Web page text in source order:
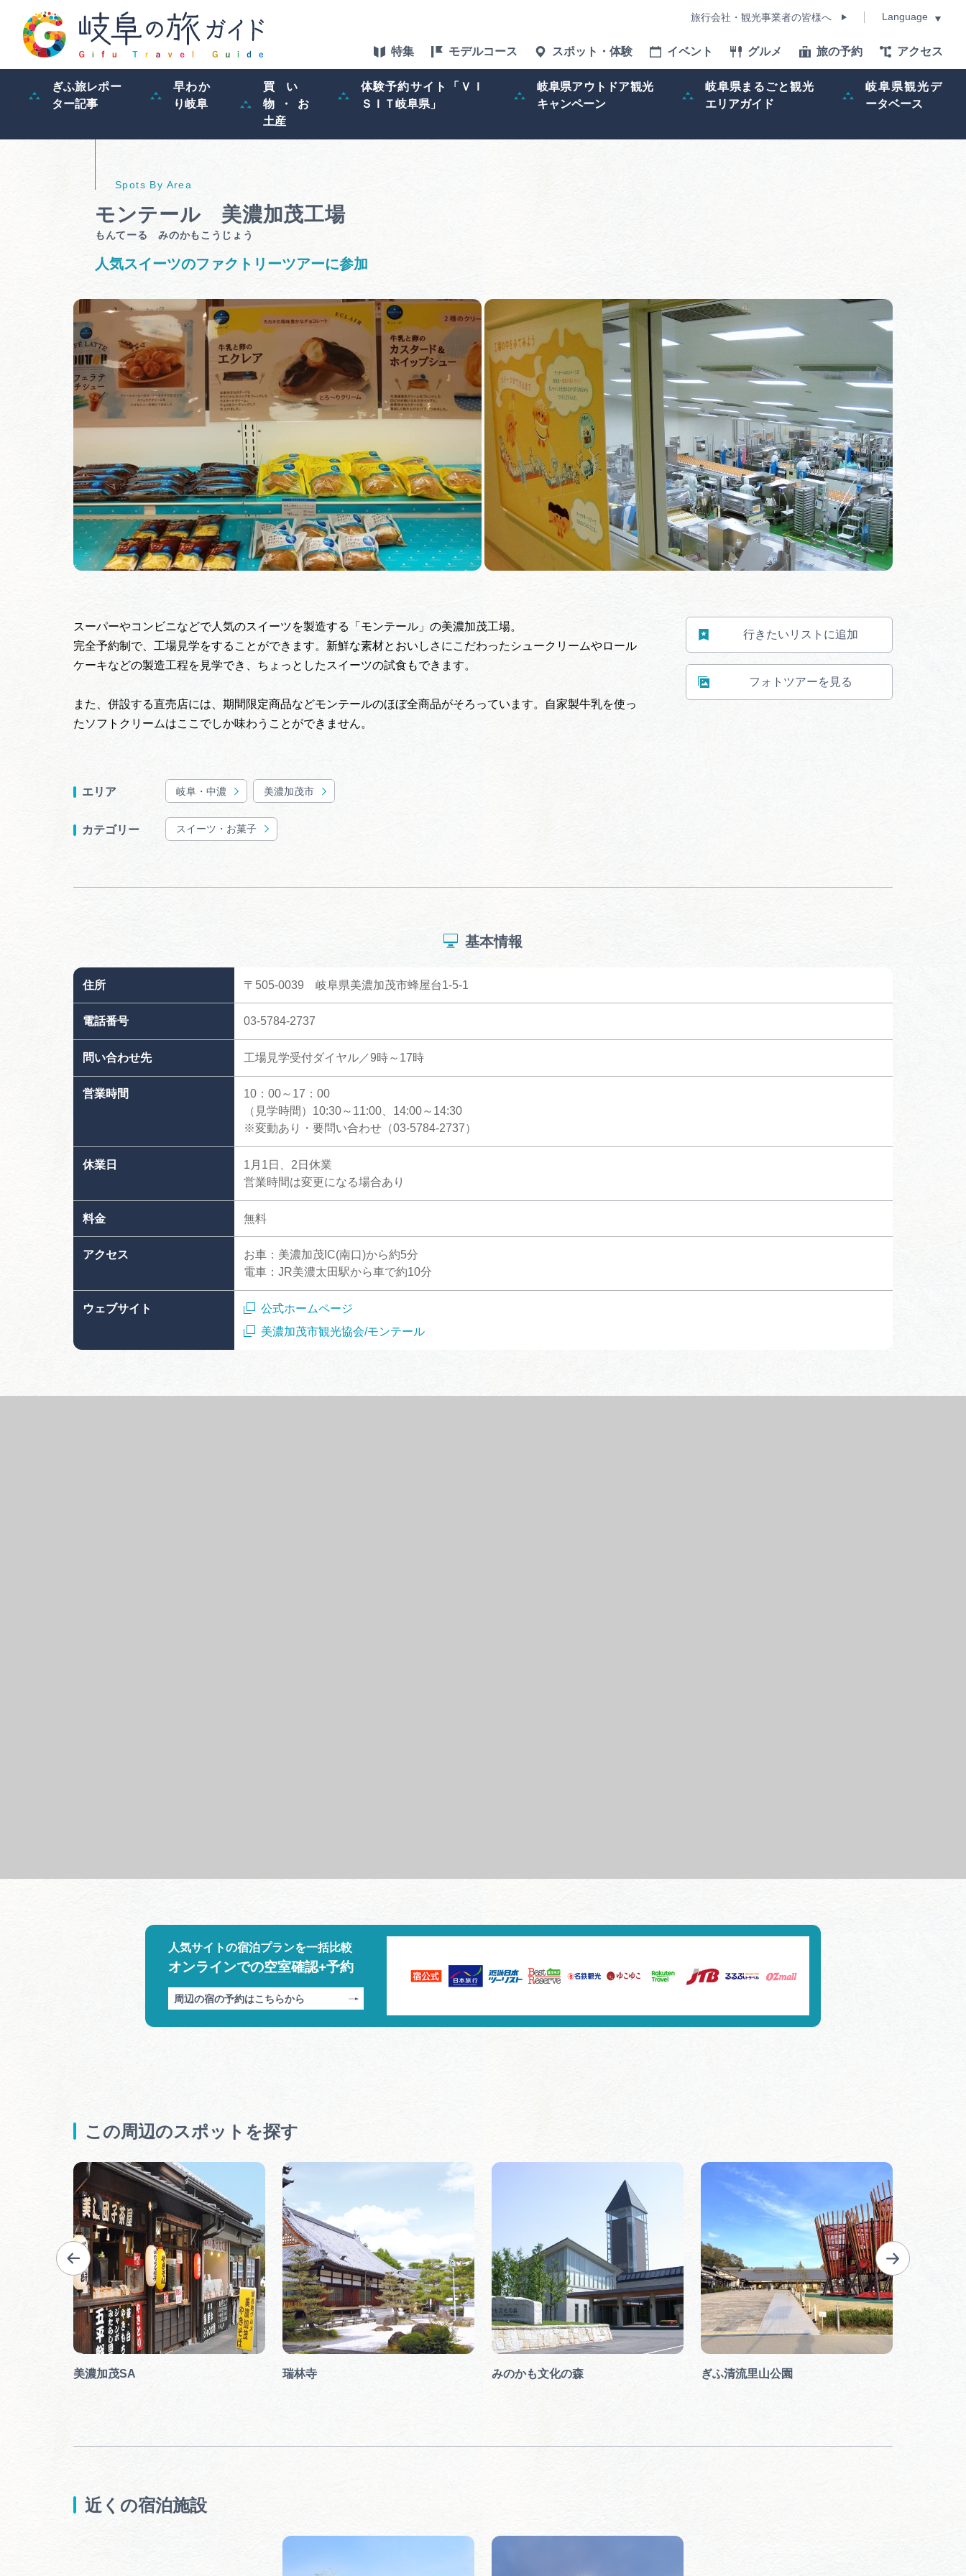
旅行会社・観光事業者の皆様へ Language
特集 モデルコース スポット・体験 イベント グルメ 旅の予約 アクセス
ぎふ旅レポー
ター記事
早わか
り岐阜
買い
物・お
土産
体験予約サイト「ＶＩ
ＳＩＴ岐阜県」
岐阜県アウトドア観光
キャンペーン
岐阜県まるごと観光
エリアガイド
岐阜県観光デ
ータベース
買い物・お土産
体験予約サイト「ＶＩＳＩＴ
岐阜県アウトドア観光キャン
ペーン
岐阜県まるごと観光エリアガ
イド
岐阜県観光データベース
旅行会社・観光事業者の皆様へ フォトライブラリー
動画ライブラリー お問い合わせ
広告掲載 サイトポリシー
モンテール 美濃加茂工場
もんてーる みのかもこうじょう
人気スイーツのファクトリーツアーに参加
スーパーやコンビニなどで人気のスイーツを製造する「モンテール」の美濃加茂工場。
完全予約制で、工場見学をすることができます。新鮮な素材とおいしさにこだわったシュークリームやロール
ケーキなどの製造工程を見学でき、ちょっとしたスイーツの試食もできます。
また、併設する直売店には、期間限定商品などモンテールのほぼ全商品がそろっています。自家製牛乳を使っ
たソフトクリームはここでしか味わうことができません。
エリア 岐阜・中濃 美濃加茂市
カテゴリー スイーツ・お菓子
行きたいリストに追加
フォトツアーを見る
基本情報
住所 〒505-0039 岐阜県美濃加茂市蜂屋台1-5-1
電話番号 03-5784-2737
問い合わせ先 工場見学受付ダイヤル／9時～17時
営業時間
10：00～17：00
（見学時間）10:30～11:00、14:00～14:30
※変動あり・要問い合わせ（03-5784-2737）
休業日
1月1日、2日休業
営業時間は変更になる場合あり
料金 無料
アクセス
お車：美濃加茂IC(南口)から約5分
電車：JR美濃太田駅から車で約10分
ウェブサイト
公式ホームページ
美濃加茂市観光協会/モンテール
人気サイトの宿泊プランを一括比較
オンラインでの空室確認+予約
周辺の宿の予約はこちらから
この周辺のスポットを探す
美濃加茂SA 瑞林寺 みのかも文化の森 ぎふ清流里山公園
近くの宿泊施設